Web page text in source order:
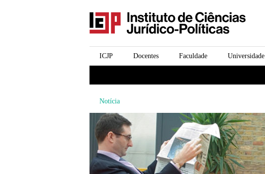
icjp
menu-institucional Universidade
Faculdade
Docentes
ICJP
Notícia